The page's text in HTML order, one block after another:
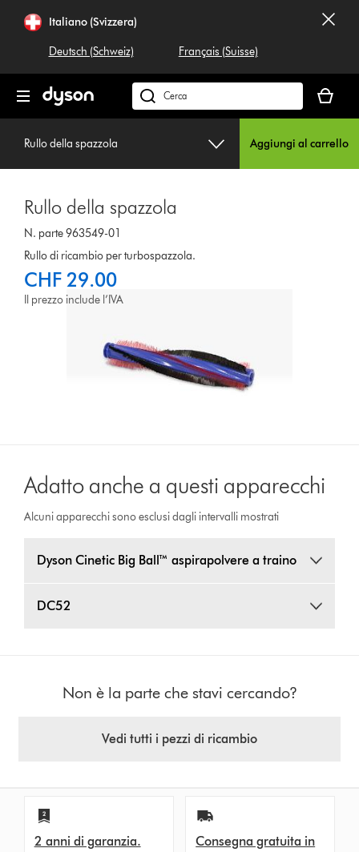
navigazioneItaliano (Svizzera)
Deutsch (Schweiz) Français (Suisse)
Cerca
su
carrello
è
Rullo della spazzola Aggiungi al carrello
Rullo della spazzola
N. parte 963549-01
Rullo di ricambio per turbospazzola.
CHF 29.00
Il prezzo include l’IVA
Adatto anche a questi apparecchi
Alcuni apparecchi sono esclusi dagli intervalli mostrati
Dyson Cinetic Big Ball™ aspirapolvere a traino
DC52
Non è la parte che stavi cercando?
Vedi tutti i pezzi di ricambio
2 anni di garanzia.
Consegna gratuita in